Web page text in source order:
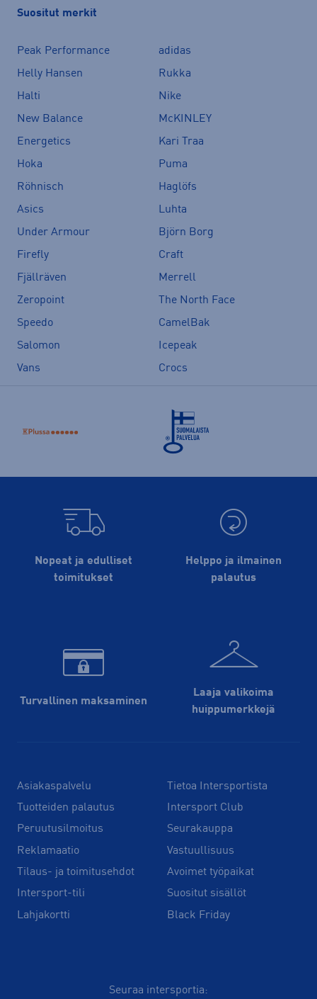
Suositut merkit
Peak Performance
adidas
Helly Hansen
Rukka
Halti
Nike
New Balance
McKINLEY
Energetics
Kari Traa
Hoka
Puma
Röhnisch
Haglöfs
Asics
Luhta
Under Armour
Björn Borg
Firefly
Craft
Fjällräven
Merrell
Zeropoint
The North Face
Speedo
CamelBak
Salomon
Icepeak
Vans
Crocs
Nopeat ja edulliset
toimitukset
Helppo ja ilmainen
palautus
Turvallinen maksaminen
Laaja valikoima
huippu­merkkejä
Asiakaspalvelu
Tuotteiden palautus
Peruutusilmoitus
Reklamaatio
Tilaus- ja toimitusehdot
Intersport-tili
Lahjakortti
Tietoa Intersportista
Intersport Club
Seurakauppa
Vastuullisuus
Avoimet työpaikat
Suositut sisällöt
Black Friday
Seuraa intersportia: